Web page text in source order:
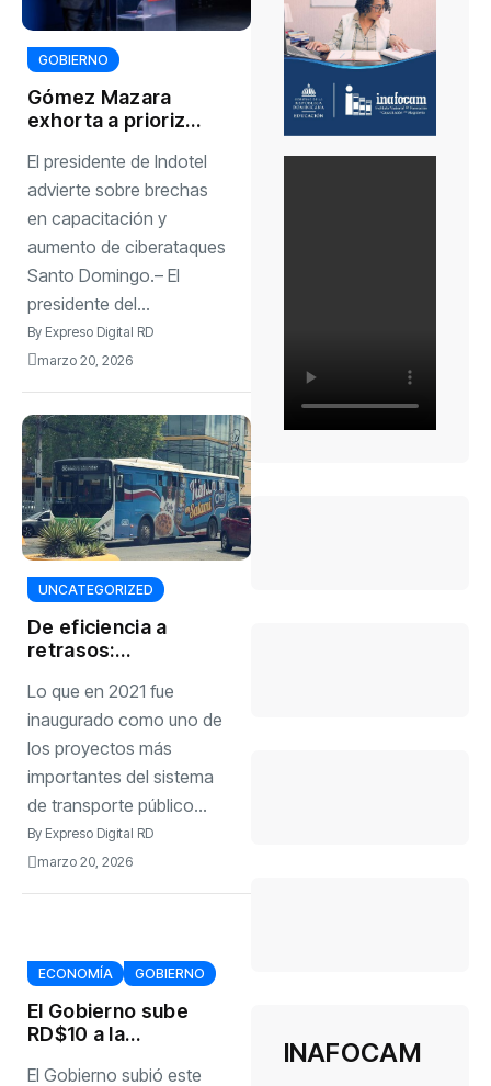
GOBIERNO
Gómez Mazara
exhorta a priorizar
ciberseguridad
El presidente de Indotel
advierte sobre brechas
en capacitación y
aumento de ciberataques
Santo Domingo.– El
presidente del...
By Expreso Digital RD
marzo 20, 2026
UNCATEGORIZED
De eficiencia a
retrasos:
deterioro en
servicio del
corredor Núñez
de Cáceres
Lo que en 2021 fue
inaugurado como uno de
los proyectos más
importantes del sistema
de transporte público...
By Expreso Digital RD
marzo 20, 2026
ECONOMÍA GOBIERNO
El Gobierno sube
RD$10 a la
gasoil; el GLP se
El Gobierno subió este
INAFOCAM